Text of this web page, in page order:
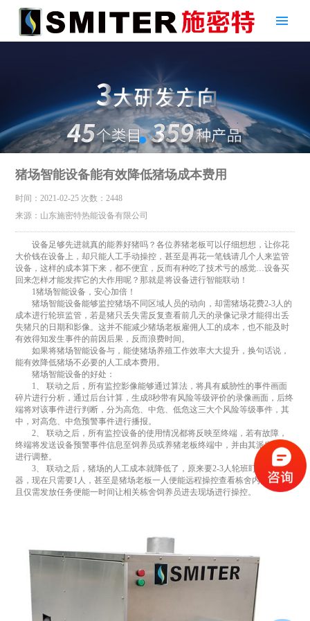
猪场智能设备能有效降低猪场成本费用
时间：2021-02-25 次数：2448
来源：山东施密特热能设备有限公司
设备足够先进就真的能养好猪吗？各位养猪老板可以仔细想想，让你花
大价钱在设备上，却只能人工手动操控，甚至是再花一笔钱请几个人来监管
设备，这样的成本算下来，都不便宜，反而有种吃了技术亏的感觉…设备买
回来怎样才能发挥它的大作用呢？那就是将设备进行智能联动！
1猪场智能设备，安心加倍！
猪场智能设备能够监控猪场不同区域人员的动向，却需猪场花费2-3人的
成本进行轮班监管，若是猪只丢失需反复查看前几天的录像记录才能得出丢
失猪只的日期和影像。这并不能减少猪场老板雇佣人工的成本，也不能及时
有效得知发生事件的前因后果，反而浪费时间。
如果将猪场智能设备与，能使猪场养殖工作效率大大提升，换句话说，
能有效降低猪场不必要的人工成本费用。
猪场智能设备的好处：
1、 联动之后，所有监控影像能够通过算法，将具有威胁性的事件画面
碎片进行分析，通过后台计算，生成8秒带有风险等级评价的录像画面，后终
端将对该事件进行判断，分为高危、中危、低危这三大个风险等级事件，其
中，对高危、中危预警事件进行播报。
2、 联动之后，所有监控设备的使用情况都将反映至终端，若有故障，
终端将发送设备预警事件信息至饲养员或养猪老板终端中，并由其派发任务
进行调整。
3、 联动之后，猪场的人工成本就降低了，原来要2-3人轮班盯着监控
器，现在只需要1人，甚至是猪场老板一人便能远程操控查看栋舍内情况。并
且仅需发放任务便能一时间让相关栋舍饲养员进去现场进行操控。